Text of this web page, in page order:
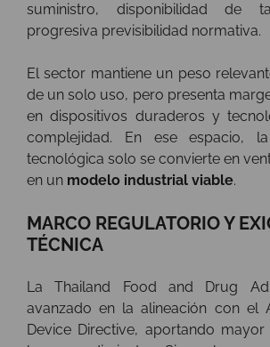
suministro, disponibilidad de
progresiva previsibilidad normativa.
El sector mantiene un peso
de un solo uso, pero presenta
en dispositivos duraderos y
complejidad. En ese espacio, la
tecnológica solo se convierte en
en un modelo industrial viable.
MARCO REGULATORIO Y
TÉCNICA
La Thailand Food and Drug
avanzado en la alineación con el
Device Directive, aportando